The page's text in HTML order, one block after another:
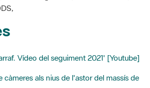
Vídeo del seguiment 2021' [Youtube]
càmeres als nius de l'astor del massís de